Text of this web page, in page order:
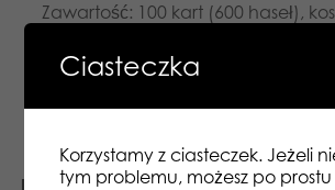
Zawartość: 100 kart (600 haseł),
Średni czas gry: 10 minut.
Gra dla 3 i więcej graczy w wieku
Ciasteczka
Korzystamy z ciasteczek. Jeżeli
tym problemu, możesz po prostu